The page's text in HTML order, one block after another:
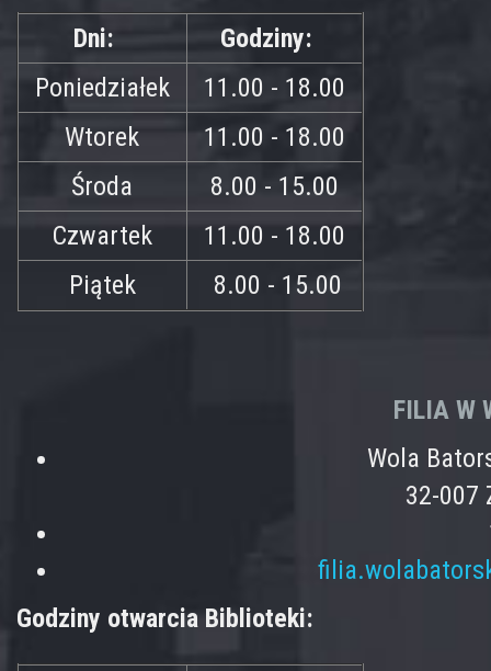
Dni:
Godziny:
Poniedziałek
11.00 - 18.00
Wtorek
11.00 - 18.00
Środa
8.00 - 15.00
Czwartek
11.00 - 18.00
Piątek
8.00 - 15.00
FILIA W
Wola
32-007
Godziny otwarcia Biblioteki: